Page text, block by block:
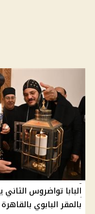
البابا تواضروس
بالمقر البابوي بالقاهرة